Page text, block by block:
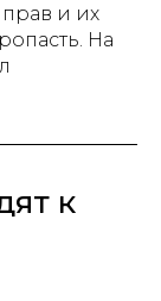
и их
На
к